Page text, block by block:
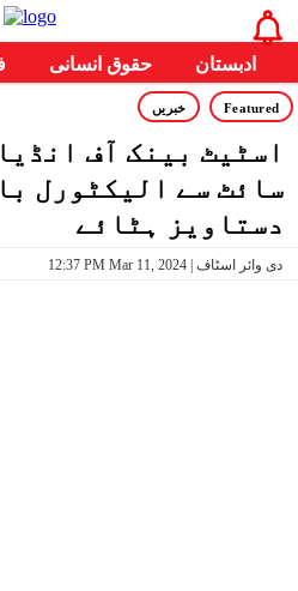
حقوق انسانی ادبستان
Featured خبریں
اسٹیٹ بینک آف
سائٹ سے الیکٹورل
دستاویز ہٹائے
12:37 PM Mar 11, 2024 | دی وائر اسٹاف